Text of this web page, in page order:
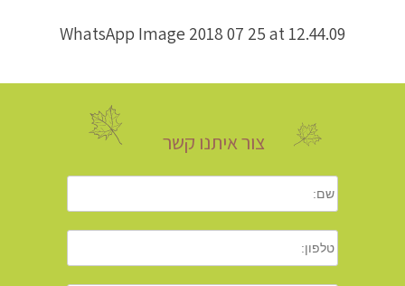
WhatsApp Image 2018 07 25 at 12.44.09
צור איתנו קשר